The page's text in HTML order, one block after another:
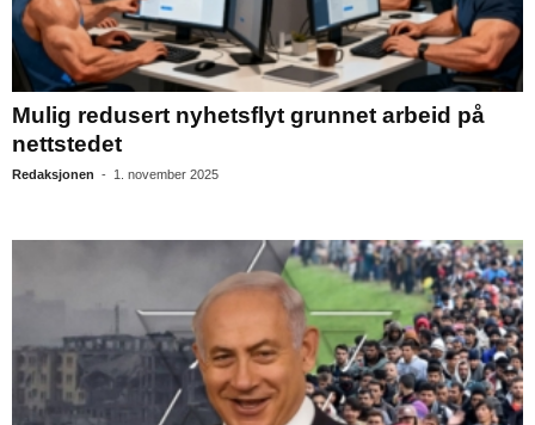
Mulig redusert nyhetsflyt grunnet arbeid på
nettstedet
Redaksjonen - 1. november 2025